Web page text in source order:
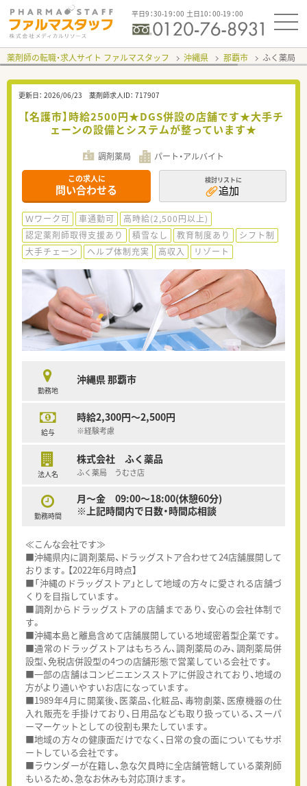
平日9：30-19：00 土日10：00-19：00
薬剤師の転職・求人サイト ファルマスタッフ 沖縄県 那覇市 ふく薬局
更新日： 2026/06/23 薬剤師求人ID： 717907
【名護市】時給2500円★DGS併設の店舗です★大手チ
ェーンの設備とシステムが整っています★
調剤薬局 パート・アルバイト
この求人に
問い合わせる
検討リストに
追加
Ｗワーク可 車通勤可
高時給(2,500円以上)
認定薬剤師取得支援あり
積雪なし 教育制度あり
シフト制
大手チェーン
ヘルプ体制充実 高収入 リゾート
勤務地
沖縄県 那覇市
給与
時給2,300円～2,500円
※経験考慮
法人名
株式会社 ふく薬品
ふく薬局 うむさ店
勤務時間
月～金 09:00～18:00(休憩60分)
※上記時間内で日数・時間応相談
≪こんな会社です≫
■沖縄県内に調剤薬局、ドラッグストア合わせて24店舗展開して
おります。【2022年6月時点】
■「沖縄のドラッグストア」として地域の方々に愛される店舗づ
くりを目指しています。
■調剤からドラッグストアの店舗まであり、安心の会社体制で
す。
■沖縄本島と離島含めて店舗展開している地域密着型企業です。
■通常のドラッグストアはもちろん、調剤薬局のみ、調剤薬局併
設型、免税店併設型の4つの店舗形態で営業している会社です。
■一部の店舗はコンビニエンスストアに併設されており、地域の
方がより通いやすいお店になっています。
■1989年4月に開業後、医薬品、化粧品、毒物劇薬、医療機器の仕
入れ販売を手掛けており、日用品なども取り扱っている、スーパ
ーマーケットとしての役割も果たしています。
■地域の方々の健康面だけでなく、日常の食の面についてもサポ
ートしている会社です。
■ラウンダーが在籍し、急な欠員時に全店舗管轄している薬剤師
もいるため、急なお休みも対応頂けます。